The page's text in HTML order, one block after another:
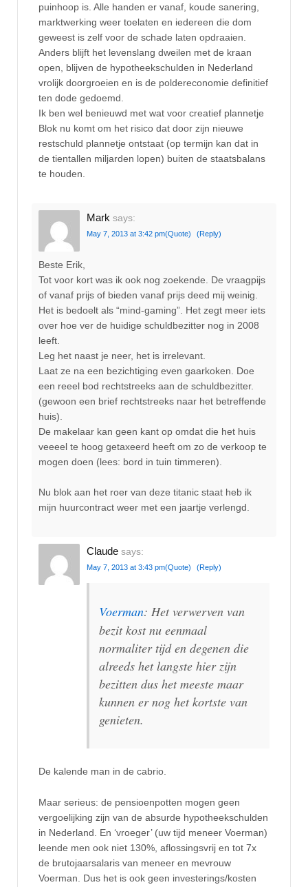
puinhoop is. Alle handen er vanaf, koude sanering,
marktwerking weer toelaten en iedereen die dom
geweest is zelf voor de schade laten opdraaien.
Anders blijft het levenslang dweilen met de kraan
open, blijven de hypotheekschulden in Nederland
vrolijk doorgroeien en is de poldereconomie definitief
ten dode gedoemd.
Ik ben wel benieuwd met wat voor creatief plannetje
Blok nu komt om het risico dat door zijn nieuwe
restschuld plannetje ontstaat (op termijn kan dat in
de tientallen miljarden lopen) buiten de staatsbalans
te houden.
Mark says:
May 7, 2013 at 3:42 pm(Quote) (Reply)
Beste Erik,
Tot voor kort was ik ook nog zoekende. De vraagpijs
of vanaf prijs of bieden vanaf prijs deed mij weinig.
Het is bedoelt als “mind-gaming”. Het zegt meer iets
over hoe ver de huidige schuldbezitter nog in 2008
leeft.
Leg het naast je neer, het is irrelevant.
Laat ze na een bezichtiging even gaarkoken. Doe
een reeel bod rechtstreeks aan de schuldbezitter.
(gewoon een brief rechtstreeks naar het betreffende
huis).
De makelaar kan geen kant op omdat die het huis
veeeel te hoog getaxeerd heeft om zo de verkoop te
mogen doen (lees: bord in tuin timmeren).
Nu blok aan het roer van deze titanic staat heb ik
mijn huurcontract weer met een jaartje verlengd.
Claude says:
May 7, 2013 at 3:43 pm(Quote) (Reply)
Voerman: Het verwerven van
bezit kost nu eenmaal
normaliter tijd en degenen die
alreeds het langste hier zijn
bezitten dus het meeste maar
kunnen er nog het kortste van
genieten.
De kalende man in de cabrio.
Maar serieus: de pensioenpotten mogen geen
vergoelijking zijn van de absurde hypotheekschulden
in Nederland. En ‘vroeger’ (uw tijd meneer Voerman)
leende men ook niet 130%, aflossingsvrij en tot 7x
de brutojaarsalaris van meneer en mevrouw
Voerman. Dus het is ook geen investerings/kosten